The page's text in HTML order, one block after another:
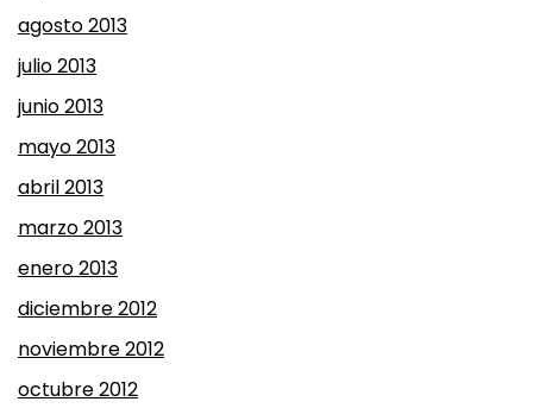
agosto 2013
julio 2013
junio 2013
mayo 2013
abril 2013
marzo 2013
enero 2013
diciembre 2012
noviembre 2012
octubre 2012